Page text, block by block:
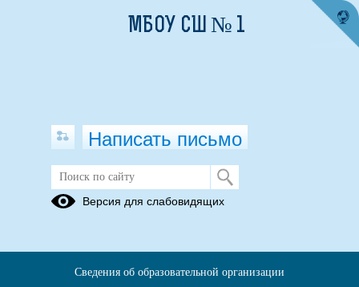
Противодействие коррупции
МБОУ СШ № 1
Написать письмо
Версия для слабовидящих
Сведения об образовательной организации